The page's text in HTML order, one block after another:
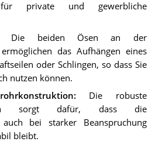
private und gewerbliche
Die beiden Ösen an der
das Aufhängen eines
oder Schlingen, so dass Sie
nutzen können.
: Die robuste
sorgt dafür, dass die
auch bei starker Beanspruchung
bleibt.